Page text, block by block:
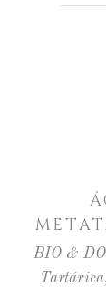
BIO &
Tartárica